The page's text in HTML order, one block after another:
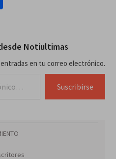
Notiultimas
en tu correo electrónico.
Suscribirse